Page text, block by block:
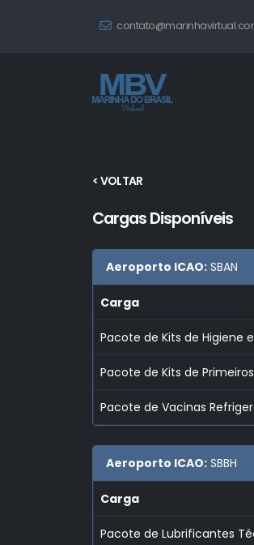
< VOLTAR
Cargas Disponíveis
Aeroporto ICAO: SBAN
Carga
Pacote de Kits de Higiene
Pacote de Kits de
Pacote de Vacinas
Aeroporto ICAO: SBBH
Carga
Pacote de Lubrificantes